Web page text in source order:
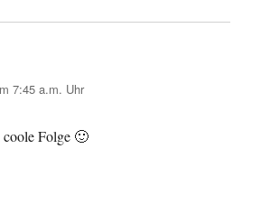
7:45 a.m. Uhr
coole Folge 🙂